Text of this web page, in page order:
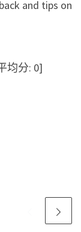
and tips on
均分: 0]